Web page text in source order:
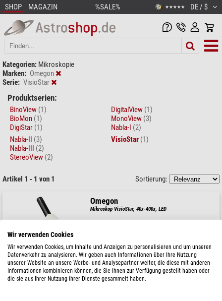
SHOP MAGAZIN %SALE% ★★★★★ DE / $
Kategorien: Mikroskopie
Marken: Omegon
Serie: VisioStar
Produktserien:
BinoView (1)
BioMon (1)
DigiStar (1)
DigitalView (1)
MonoView (3)
Nabla-I (2)
Nabla-II (3)
Nabla-III (2)
StereoView (2)
VisioStar (1)
Artikel 1 - 1 von 1 Sortierung:
Omegon
Mikroskop VisioStar, 40x-400x, LED
$ 99,-
versandfertig in24 h
Wir verwenden Cookies
Wir verwenden Cookies, um Inhalte und Anzeigen zu personalisieren und um unseren
Datenverkehr zu analysieren. Wir geben auch Informationen über Ihre Nutzung
unserer Website an unsere Werbe- und Analysepartner weiter, die diese mit anderen
Informationen kombinieren können, die Sie ihnen zur Verfügung gestellt haben oder
die sie aus Ihrer Nutzung ihrer Dienste gesammelt haben.